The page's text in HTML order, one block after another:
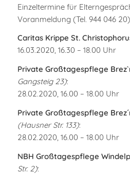
Einzeltermine für
Voranmeldung (Tel. 944 046 20)
Caritas Krippe St.
16.03.2020, 16.30 – 18.00 Uhr
Private Großtagespflege
Gangsteig 23):
28.02.2020, 16.00 – 18.00 Uhr
Private Großtagespflege
(Hausner Str. 133):
28.02.2020, 16.00 – 18.00 Uhr
NBH Großtagespflege
Str. 2):